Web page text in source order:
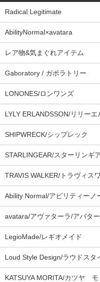
Radical Legitimate
AbilityNormal×avatara
レア物&気まぐれアイテム
Gaboratory / ガボラトリー
LONONES/ロンワンズ
LYLY ERLANDSSON/リリーエ
SHIPWRECK/シップレック
STARLINGEAR/スターリンギ
TRAVIS WALKER/トラヴィス
Ability Normal/アビリティーノ
avatara/アヴァターラ/アバタ
LegioMade/レギオメイド
Loud Style Design/ラウドスタ
KATSUYA MORITA/カツヤ モ